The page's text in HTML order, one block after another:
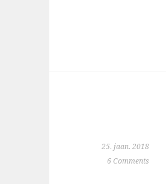
25. jaan. 2018
6 Comments